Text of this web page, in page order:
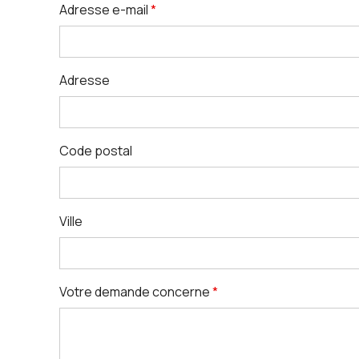
Adresse e-mail*
Adresse
Code postal
Ville
Votre demande concerne*